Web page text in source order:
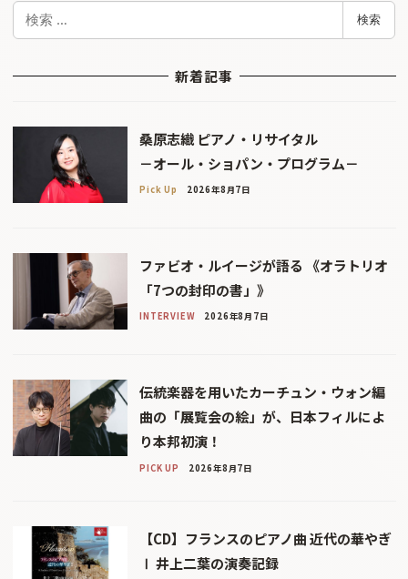
検
検索
新着記事
桑原志織 ピアノ・リサイタル
－オール・ショパン・プログラム－
Pick Up 2026年8月7日
ファビオ・ルイージが語る 《オラトリオ
「7つの封印の書」》
INTERVIEW 2026年8月7日
伝統楽器を用いたカーチュン・ウォン編
曲の「展覧会の絵」が、日本フィルによ
り本邦初演！
PICK UP 2026年8月7日
【CD】フランスのピアノ曲 近代の華やぎ
Ⅰ 井上二葉の演奏記録